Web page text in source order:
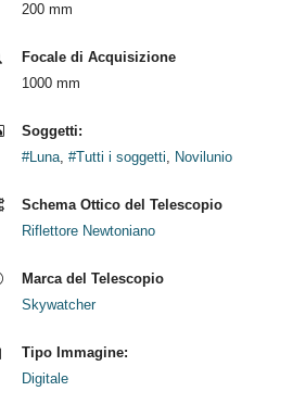
200 mm
Focale di Acquisizione
1000 mm
Soggetti:
#Luna, #Tutti i soggetti, Novilunio
Schema Ottico del Telescopio
Riflettore Newtoniano
Marca del Telescopio
Skywatcher
Tipo Immagine:
Digitale